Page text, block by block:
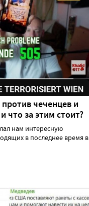
чеченцев и
что за этим стоит?
нам интересную
в последнее время в